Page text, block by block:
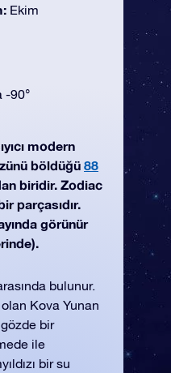
Ekim
-90°
modern
böldüğü 88
biridir. Zodiac
parçasıdır.
görünür
bulunur.
Kova Yunan
bir
ile
bir su